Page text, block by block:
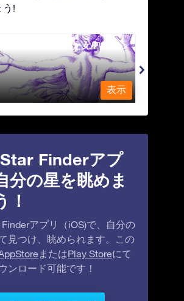
う!
- 鎖で縛られた女座
表示
Finderアプ
分の星を眺めま
！
Finderアプリ（iOS)で、自分の
見つけ、眺められます。この
またはPlay Storeにて
ンロード可能です！